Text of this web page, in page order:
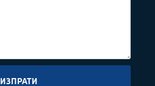
ИЗПРАТИ